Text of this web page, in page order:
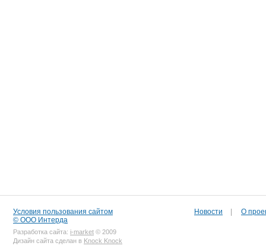
Условия пользования сайтом
© ООО Интерда
Разработка сайта: i-market © 2009
Дизайн сайта сделан в Knock Knock
Новости О